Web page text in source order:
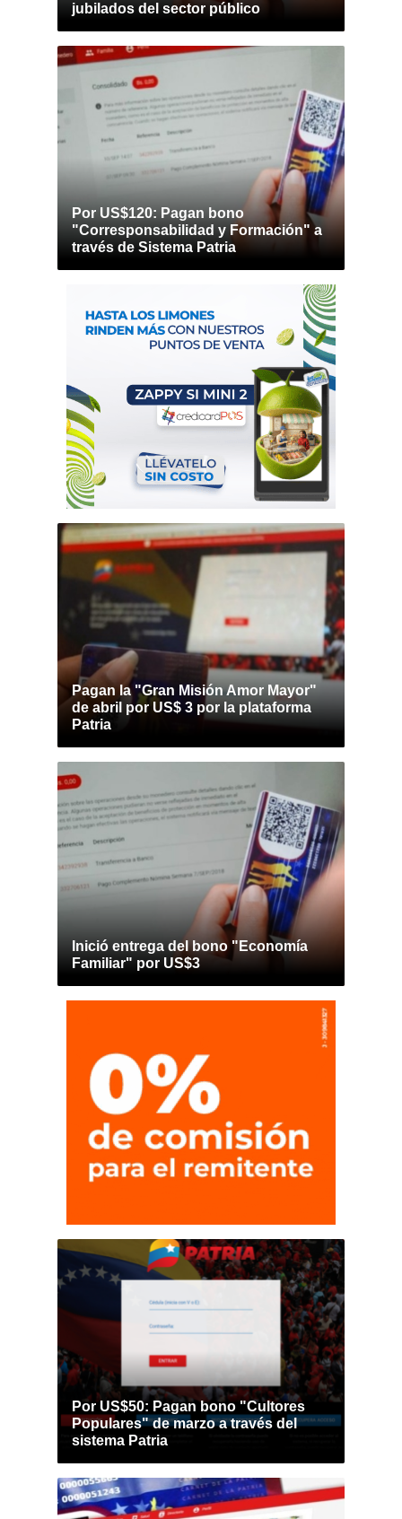
jubilados del sector público
Por US$120: Pagan bono
"Corresponsabilidad y Formación" a
través de Sistema Patria
Pagan la "Gran Misión Amor Mayor"
de abril por US$ 3 por la plataforma
Patria
Inició entrega del bono "Economía
Familiar" por US$3
Por US$50: Pagan bono "Cultores
Populares" de marzo a través del
sistema Patria